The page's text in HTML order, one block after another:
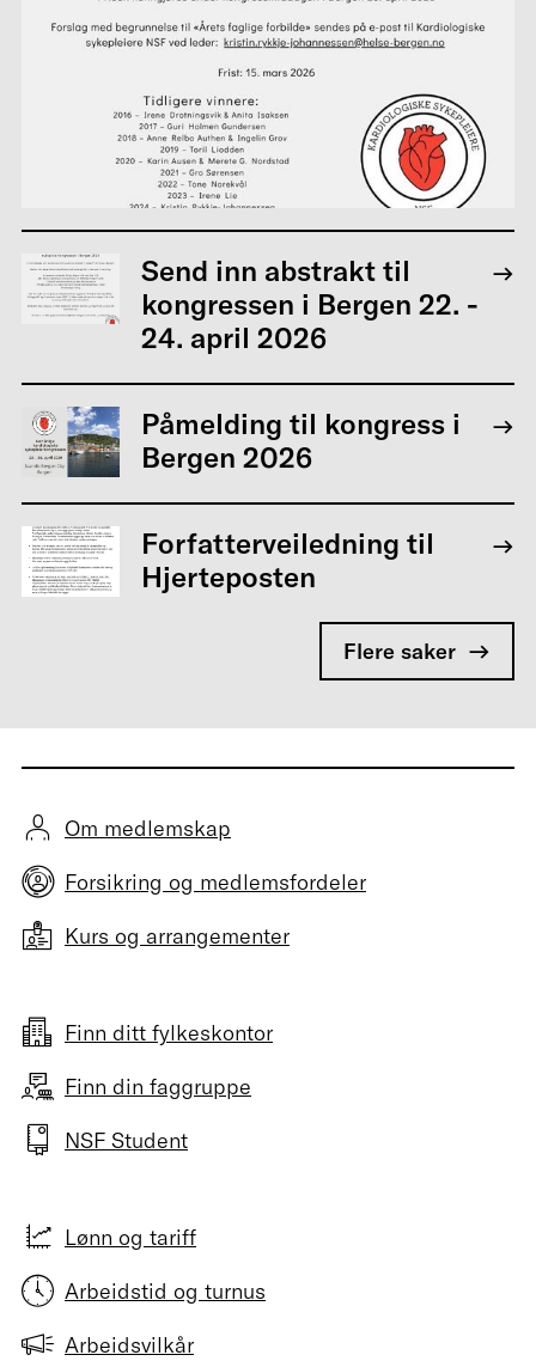
Send inn abstrakt til
kongressen i Bergen 22. -
24. april 2026
Påmelding til kongress i
Bergen 2026
Forfatterveiledning til
Hjerteposten
Flere saker
Om medlemskap
Forsikring og medlemsfordeler
Kurs og arrangementer
Finn ditt fylkeskontor
Finn din faggruppe
NSF Student
Lønn og tariff
Arbeidstid og turnus
Arbeidsvilkår